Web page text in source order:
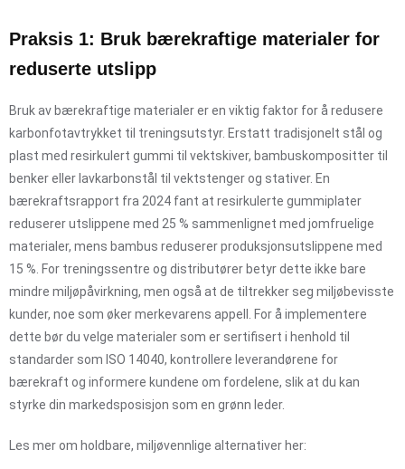
Praksis 1: Bruk bærekraftige materialer for
reduserte utslipp
Bruk av bærekraftige materialer er en viktig faktor for å redusere
karbonfotavtrykket til treningsutstyr. Erstatt tradisjonelt stål og
plast med resirkulert gummi til vektskiver, bambuskompositter til
benker eller lavkarbonstål til vektstenger og stativer. En
bærekraftsrapport fra 2024 fant at resirkulerte gummiplater
reduserer utslippene med 25 % sammenlignet med jomfruelige
materialer, mens bambus reduserer produksjonsutslippene med
15 %. For treningssentre og distributører betyr dette ikke bare
mindre miljøpåvirkning, men også at de tiltrekker seg miljøbevisste
kunder, noe som øker merkevarens appell. For å implementere
dette bør du velge materialer som er sertifisert i henhold til
standarder som ISO 14040, kontrollere leverandørene for
bærekraft og informere kundene om fordelene, slik at du kan
styrke din markedsposisjon som en grønn leder.
Les mer om holdbare, miljøvennlige alternativer her: